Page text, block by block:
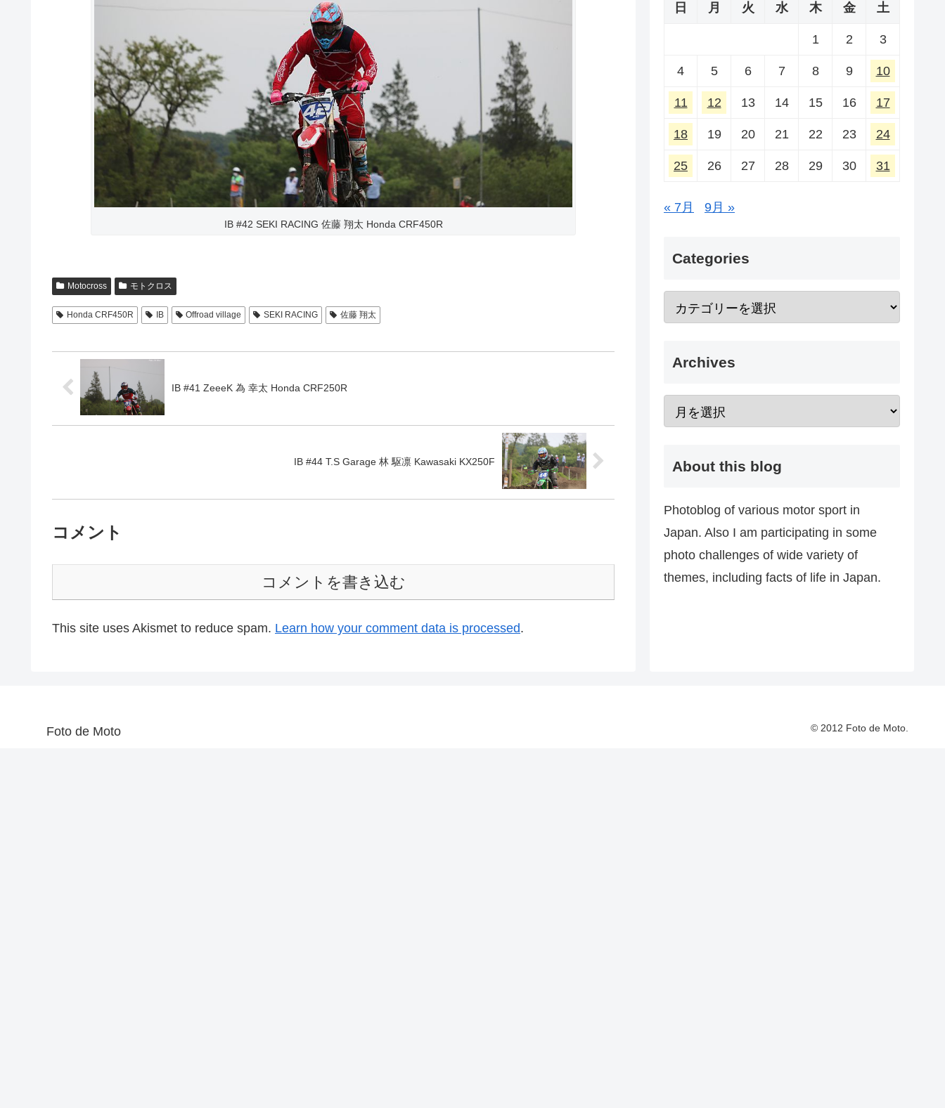
IB #42 SEKI RACING 佐藤 翔太 Honda CRF450R
Motocross モトクロス
Honda CRF450R IB Offroad village SEKI RACING 佐藤 翔太
IB #41 ZeeeK 為 幸太 Honda CRF250R
IB #44 T.S Garage 林 駆凛 Kawasaki KX250F
コメント
コメントを書き込む
This site uses Akismet to reduce spam. Learn how your comment data is processed.
日
月 火 水 木 金 土
1 2 3
4 5 6 7 8 9 10
11 12 13 14 15 16 17
18 19 20 21 22 23 24
25 26 27 28 29 30 31
« 7月 9月 »
Categories
Archives
About this blog
Photoblog of various motor sport in
Japan. Also I am participating in some
photo challenges of wide variety of
themes, including facts of life in Japan.
Foto de Moto © 2012 Foto de Moto.